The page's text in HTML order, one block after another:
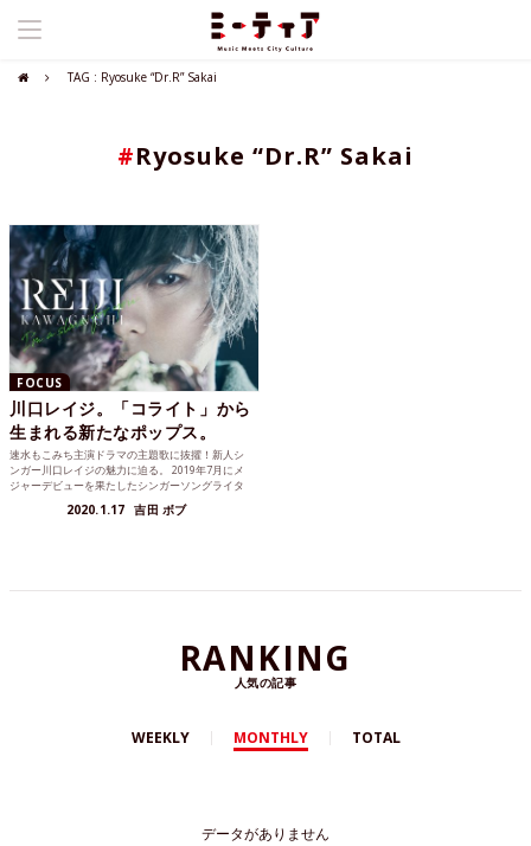
TAG : Ryosuke “Dr.R” Sakai
#Ryosuke “Dr.R” Sakai
FOCUS
川口レイジ。「コライト」から
生まれる新たなポップス。
速水もこみち主演ドラマの主題歌に抜擢！新人シ
ンガー川口レイジの魅力に迫る。 2019年7月にメ
ジャーデビューを果たしたシンガーソングライタ
2020.1.17 吉田 ボブ
RANKING
人気の記事
WEEKLY MONTHLY TOTAL
データがありません